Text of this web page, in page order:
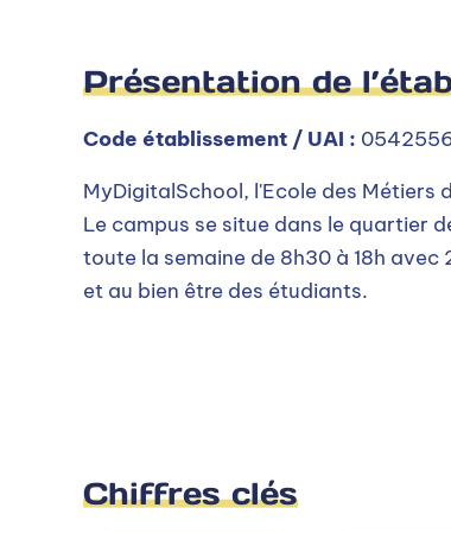
Présentation de
Code établissement / UAI :
MyDigitalSchool, l'Ecole des Métiers
Le campus se situe dans le quartier
toute la semaine de 8h30 à 18h avec
et au bien être des étudiants.
Chiffres clés